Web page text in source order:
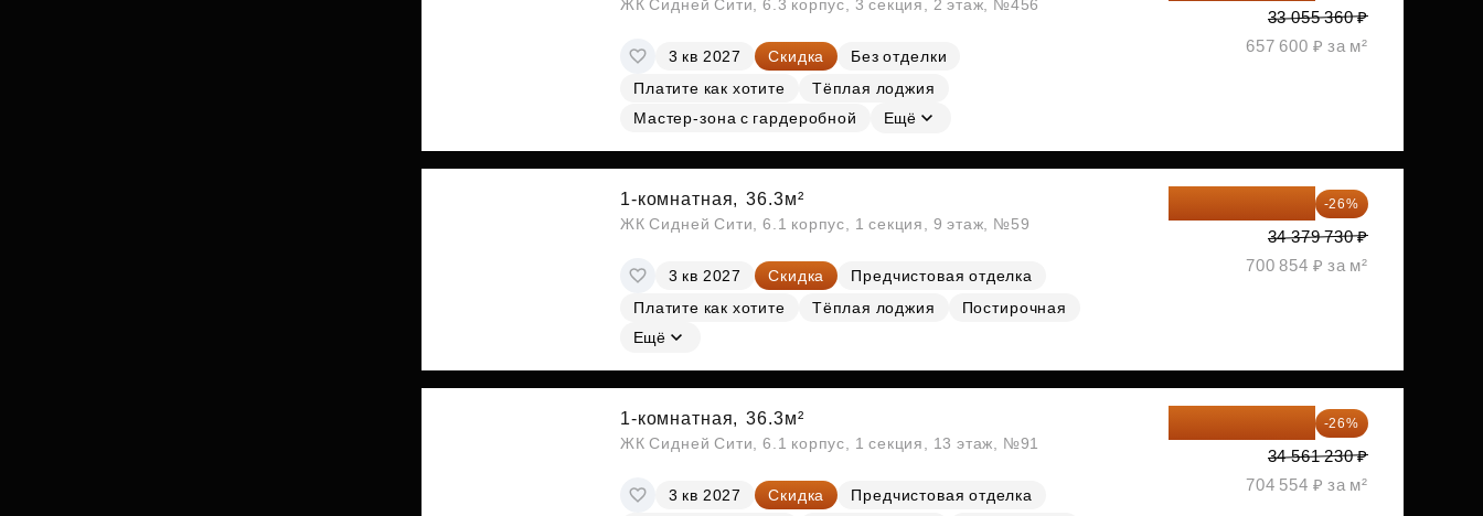
ЖК Сидней Сити, 6.3 корпус, 3 секция, 2 этаж, №456
3 кв 2027 Скидка
Без отделки
Платите как хотите
Тёплая лоджия
Мастер-зона с гардеробной
Ещё
33 055 360 ₽
657 600 ₽ за м²
1-комнатная, 36.3м²
ЖК Сидней Сити, 6.1 корпус, 1 секция, 9 этаж, №59
3 кв 2027 Скидка
Предчистовая отделка
Платите как хотите
Тёплая лоджия
Постирочная
Ещё
-26%
34 379 730 ₽
700 854 ₽ за м²
1-комнатная, 36.3м²
ЖК Сидней Сити, 6.1 корпус, 1 секция, 13 этаж, №91
3 кв 2027 Скидка
Предчистовая отделка
-26%
34 561 230 ₽
704 554 ₽ за м²